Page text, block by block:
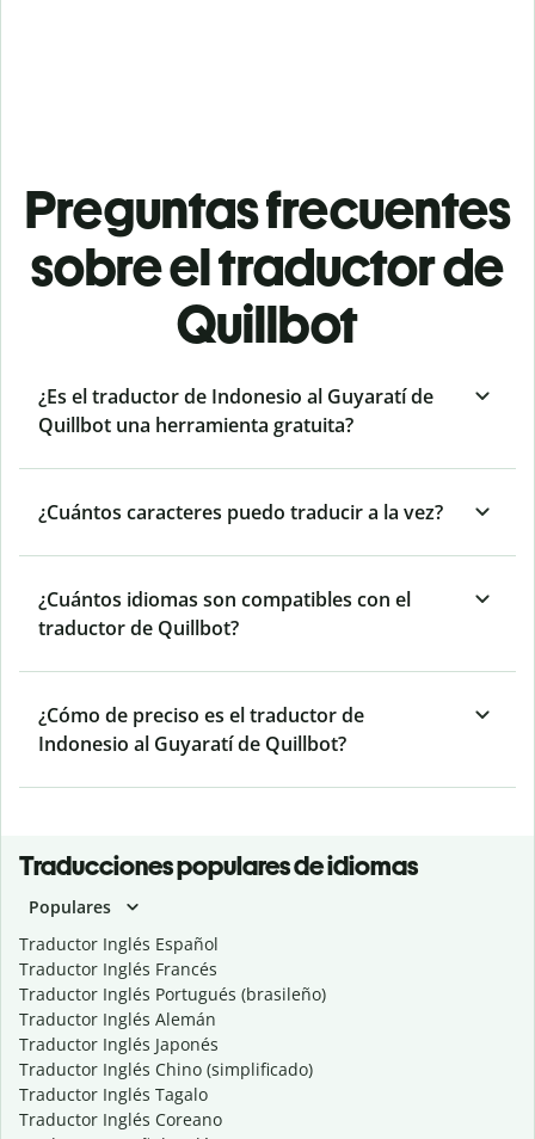
Preguntas frecuentes
sobre el traductor de
Quillbot
¿Es el traductor de Indonesio al Guyaratí de
Quillbot una herramienta gratuita?
¿Cuántos caracteres puedo traducir a la vez?
¿Cuántos idiomas son compatibles con el
traductor de Quillbot?
¿Cómo de preciso es el traductor de
Indonesio al Guyaratí de Quillbot?
Traducciones populares de idiomas
Populares
Traductor Inglés Español
Traductor Inglés Francés
Traductor Inglés Portugués (brasileño)
Traductor Inglés Alemán
Traductor Inglés Japonés
Traductor Inglés Chino (simplificado)
Traductor Inglés Tagalo
Traductor Inglés Coreano